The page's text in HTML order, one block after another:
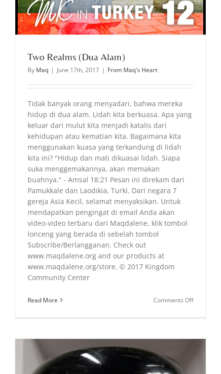
Two Realms (Dua Alam)
By Maq | June 17th, 2017 | From Maq's Heart
Tidak banyak orang menyadari, bahwa mereka
hidup di dua alam. Lidah kita berkuasa. Apa yang
keluar dari mulut kita menjadi katalis dari
kehidupan atau kematian kita. Bagaimana kita
menggunakan kuasa yang terkandung di lidah
kita ini? "Hidup dan mati dikuasai lidah. Siapa
suka menggemakannya, akan memakan
buahnya." - Amsal 18:21 Pesan ini direkam dari
Pamukkale dan Laodikia, Turki. Dari negara 7
gereja Asia Kecil, selamat menyaksikan. Untuk
mendapatkan pengingat di email Anda akan
video-video terbaru dari Maqdalene, klik tombol
lonceng yang berada di sebelah tombol
Subscribe/Berlangganan. Check out
www.maqdalene.org and our products at
www.maqdalene.org/store. © 2017 Kingdom
Community Center
Read More Comments Offon
Alam)